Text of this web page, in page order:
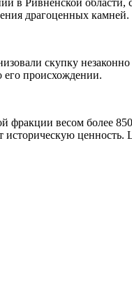
драгоценных камней.
скупку
его происхождении.
фракции весом более
историческую